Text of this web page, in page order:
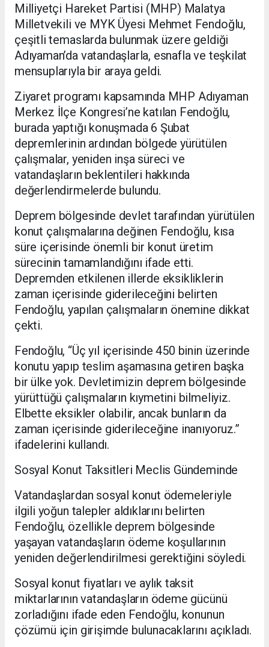
Milliyetçi Hareket Partisi (MHP) Malatya
Milletvekili ve MYK Üyesi Mehmet Fendoğlu,
çeşitli temaslarda bulunmak üzere geldiği
Adıyaman’da vatandaşlarla, esnafla ve teşkilat
mensuplarıyla bir araya geldi.
Ziyaret programı kapsamında MHP Adıyaman
Merkez İlçe Kongresi’ne katılan Fendoğlu,
burada yaptığı konuşmada 6 Şubat
depremlerinin ardından bölgede yürütülen
çalışmalar, yeniden inşa süreci ve
vatandaşların beklentileri hakkında
değerlendirmelerde bulundu.
Deprem bölgesinde devlet tarafından yürütülen
konut çalışmalarına değinen Fendoğlu, kısa
süre içerisinde önemli bir konut üretim
sürecinin tamamlandığını ifade etti.
Depremden etkilenen illerde eksikliklerin
zaman içerisinde giderileceğini belirten
Fendoğlu, yapılan çalışmaların önemine dikkat
çekti.
Fendoğlu, “Üç yıl içerisinde 450 binin üzerinde
konutu yapıp teslim aşamasına getiren başka
bir ülke yok. Devletimizin deprem bölgesinde
yürüttüğü çalışmaların kıymetini bilmeliyiz.
Elbette eksikler olabilir, ancak bunların da
zaman içerisinde giderileceğine inanıyoruz.”
ifadelerini kullandı.
Sosyal Konut Taksitleri Meclis Gündeminde
Vatandaşlardan sosyal konut ödemeleriyle
ilgili yoğun talepler aldıklarını belirten
Fendoğlu, özellikle deprem bölgesinde
yaşayan vatandaşların ödeme koşullarının
yeniden değerlendirilmesi gerektiğini söyledi.
Sosyal konut fiyatları ve aylık taksit
miktarlarının vatandaşların ödeme gücünü
zorladığını ifade eden Fendoğlu, konunun
çözümü için girişimde bulunacaklarını açıkladı.